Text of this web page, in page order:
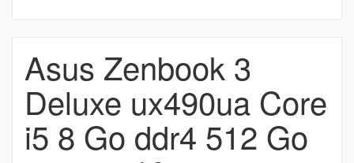
Asus Zenbook 3
Deluxe ux490ua Core
i5 8 Go ddr4 512 Go